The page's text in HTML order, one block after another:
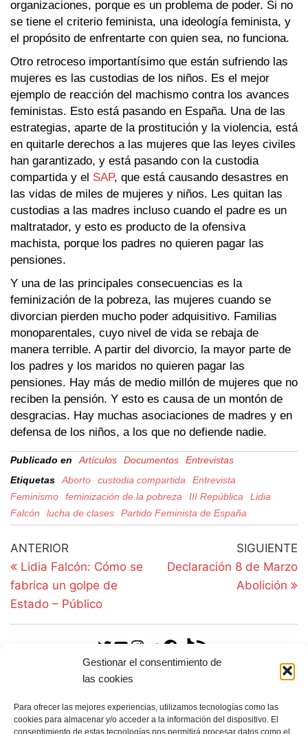
Gestionar el consentimiento de
las cookies
Para ofrecer las mejores experiencias, utilizamos tecnologías como las
cookies para almacenar y/o acceder a la información del dispositivo. El
consentimiento de estas tecnologías nos permitirá procesar datos como el
organizaciones, porque es un problema de poder. Si no
se tiene el criterio feminista, una ideología feminista, y
el propósito de enfrentarte con quien sea, no funciona.
Otro retroceso importantísimo que están sufriendo las
mujeres es las custodias de los niños. Es el mejor
ejemplo de reacción del machismo contra los avances
feministas. Esto está pasando en España. Una de las
estrategias, aparte de la prostitución y la violencia, está
en quitarle derechos a las mujeres que las leyes civiles
han garantizado, y está pasando con la custodia
compartida y el ‪SAP, que está causando desastres en
las vidas de miles de mujeres y niños. Les quitan las
custodias a las madres incluso cuando el padre es un
maltratador, y esto es producto de la ofensiva
machista, porque los padres no quieren pagar las
pensiones.
Y una de las principales consecuencias es la
feminización de la pobreza, las mujeres cuando se
divorcian pierden mucho poder adquisitivo. Familias
monoparentales, cuyo nivel de vida se rebaja de
manera terrible. A partir del divorcio, la mayor parte de
los padres y los maridos no quieren pagar las
pensiones. Hay más de medio millón de mujeres que no
reciben la pensión. Y esto es causa de un montón de
desgracias. Hay muchas asociaciones de madres y en
defensa de los niños, a los que no defiende nadie.
Publicado en Artículos Documentos
Entrevistas
Etiquetas
Aborto custodia compartida
Entrevista
Feminismo
feminización de la pobreza III República
Lidia
Falcón
lucha de clases Partido Feminista de España
ANTERIOR
Lidia Falcón: Cómo se
fabrica un golpe de
Estado – Público
SIGUIENTE
Declaración 8 de Marzo
Abolición
Documentos